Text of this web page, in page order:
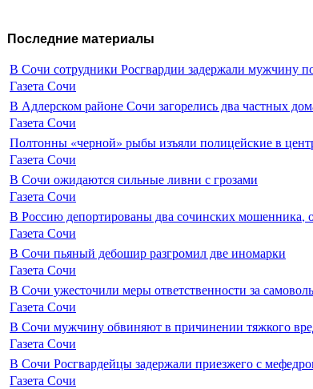
Последние материалы
В Сочи сотрудники Росгвардии задержали мужчину
Газета Сочи
В Адлерском районе Сочи загорелись два частных
Газета Сочи
Полтонны «черной» рыбы изъяли полицейские в
Газета Сочи
В Сочи ожидаются сильные ливни с грозами
Газета Сочи
В Россию депортированы два сочинских мошенника,
Газета Сочи
В Сочи пьяный дебошир разгромил две иномарки
Газета Сочи
В Сочи ужесточили меры ответственности за
Газета Сочи
В Сочи мужчину обвиняют в причинении тяжкого
Газета Сочи
В Сочи Росгвардейцы задержали приезжего с
Газета Сочи